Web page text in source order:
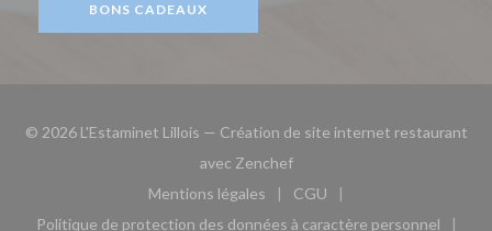
BONS CADEAUX
© 2026 L'Estaminet Lillois — Création de site internet restaurant
avec Zenchef((ouvre une nouvelle
Mentions légales
((ouvre une nouvelle fenêtre))
CGU
((ouvre une nouvelle
Politique de protection des données à caractère personnel